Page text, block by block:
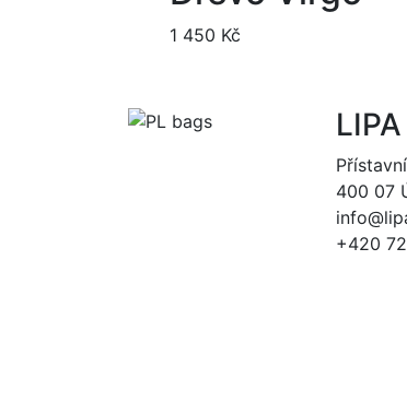
1 450 Kč
400 07
+420